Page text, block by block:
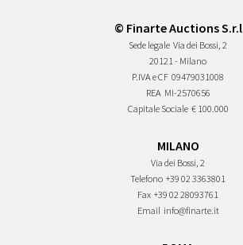
© Finarte Auctions S.r.l
Sede legale Via dei Bossi, 2
20121 - Milano
P.IVA e CF 09479031008
REA MI-2570656
Capitale Sociale € 100.000
MILANO
Via dei Bossi, 2
Telefono +39 02 3363801
Fax +39 02 28093761
Email info@finarte.it